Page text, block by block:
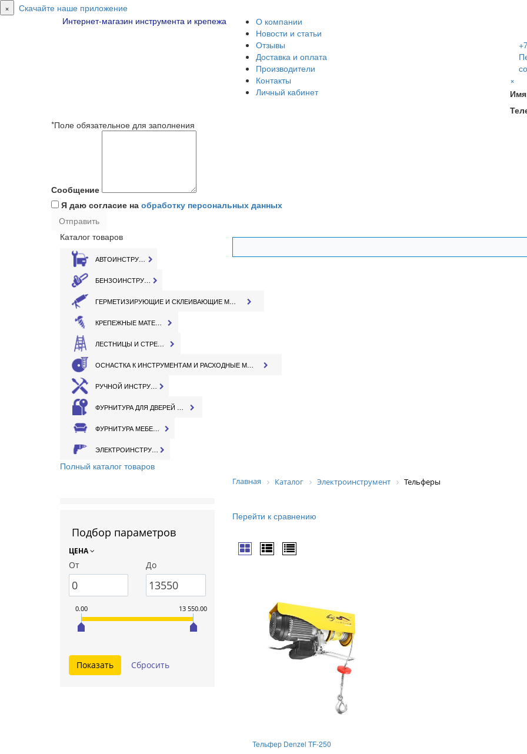
× Скачайте наше приложение
Интернет-магазин инструмента и крепежа
О компании
Новости и статьи
Отзывы
Доставка и оплата
Производители
Контакты
Личный кабинет
×
Имя
*Поле обязательное для заполнения
Сообщение
Я даю согласие на обработку персональных данных
Каталог товаров
АВТОИНСТРУМЕНТ
БЕНЗОИНСТРУМЕНТ
ГЕРМЕТИЗИРУЮЩИЕ И СКЛЕИВАЮЩИЕ МАТЕРИАЛЫ
КРЕПЕЖНЫЕ МАТЕРИАЛЫ
ЛЕСТНИЦЫ И СТРЕМЯНКИ
ОСНАСТКА К ИНСТРУМЕНТАМ И РАСХОДНЫЕ МАТЕРИАЛЫ
РУЧНОЙ ИНСТРУМЕНТ
ФУРНИТУРА ДЛЯ ДВЕРЕЙ И ОКОН
ФУРНИТУРА МЕБЕЛЬНАЯ
ЭЛЕКТРОИНСТРУМЕНТ
Полный каталог товаров
Главная Каталог Электроинструмент Тельферы
Подбор параметров
ЦЕНА
От До
0.00 13 550.00
Перейти к сравнению
Тельфер Denzel TF-250